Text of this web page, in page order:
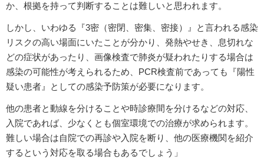
か、根拠を持って判断することは難しいと思われます。
しかし、いわゆる『3密（密閉、密集、密接）』と言われる感染
リスクの高い場面にいたことが分かり、発熱やせき、息切れな
どの症状があったり、画像検査で肺炎が疑われたりする場合は
感染の可能性が考えられるため、PCR検査前であっても『陽性
疑い患者』としての感染予防策が必要になります。
他の患者と動線を分けることや時診療間を分けるなどの対応、
入院であれば、少なくとも個室環境での治療が求められます。
難しい場合は自院での再診や入院を断り、他の医療機関を紹介
するという対応を取る場合もあるでしょう」